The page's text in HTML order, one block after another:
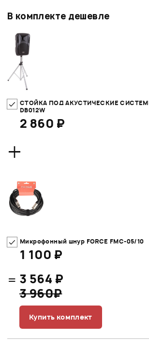
В комплекте дешевле
СТОЙКА ПОД АКУСТИЧЕСКИЕ СИСТЕМЫ
DB012W
2 860 ₽
+
Микрофонный шнур FORCE FMC-05/10
1 100 ₽
= 3 564 ₽
3 960₽
Купить комплект